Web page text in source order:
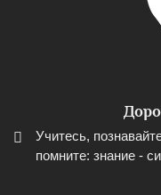
Учитесь,
помните: знание -